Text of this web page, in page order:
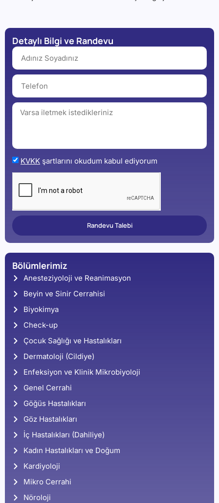
Detaylı Bilgi ve Randevu
KVKK şartlarını okudum kabul ediyorum
Randevu Talebi
Bölümlerimiz
Anesteziyoloji ve Reanimasyon
Beyin ve Sinir Cerrahisi
Biyokimya
Check-up
Çocuk Sağlığı ve Hastalıkları
Dermatoloji (Cildiye)
Enfeksiyon ve Klinik Mikrobiyoloji
Genel Cerrahi
Göğüs Hastalıkları
Göz Hastalıkları
İç Hastalıkları (Dahiliye)
Kadın Hastalıkları ve Doğum
Kardiyoloji
Mikro Cerrahi
Nöroloji